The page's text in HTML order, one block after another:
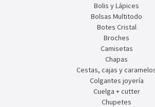
Bolis y Lápices
Bolsas Multitodo
Botes Cristal
Broches
Camisetas
Chapas
Cestas, cajas y
Colgantes joyería
Cuelga + cutter
Chupetes